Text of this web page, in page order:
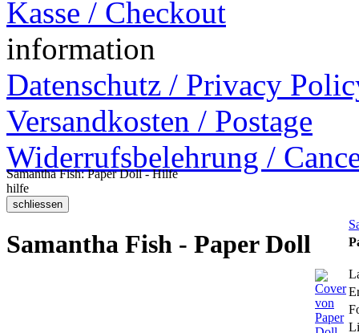
Kasse / Checkout
information
Datenschutz / Privacy
Versandkosten / Postage
Widerrufsbelehrung /
Samantha Fish: Paper Doll - Hilfe
hilfe
Samantha Fish - Paper Doll